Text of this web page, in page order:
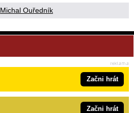
Michal Ouředník
Začni hrát
Začni hrát